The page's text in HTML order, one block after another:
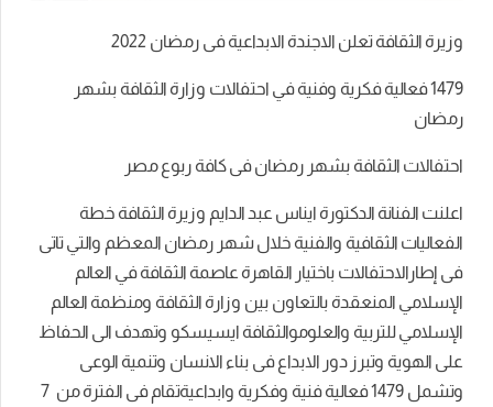
وزيرة الثقافةتعلن الاجندة الابداعيةفى رمضان
1479فعاليةفكرية وفنيةفي احتفالات وزارة الثقافة بشهر
رمضان
احتفالات الثقافة بشهر رمضانفىكافة ربوعمصر
اعلنت الفنانة الدكتورة ايناس عبد الدايم وزيرة الثقافة خطة
الفعاليات الثقافية والفنية خلالشهر رمضان المعظم والتيتاتى
فى إطار الاحتفالات باختيار القاهرة عاصمة الثقافةفي العالم
الإسلامي المنعقدة بالتعاون بين وزارة الثقافة ومنظمة العالم
الإسلاميللتربية والعلوموالثقافة ايسيسكو وتهدف الى الحفاظ
على الهوية وتبرز دور الابداعفى بناء الانسان وتنمية الوعى
وتشمل
فعاليةفنية وفكرية وابداعيةتقام فى الفترةمن 7